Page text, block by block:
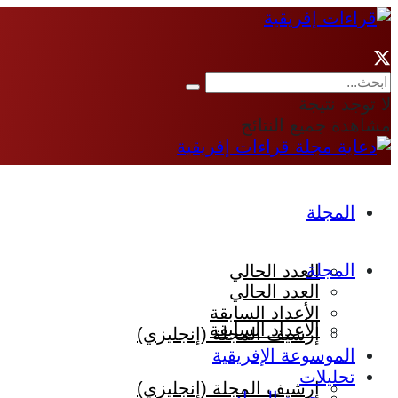
لا توجد نتيجة
مشاهدة جميع النتائج
المجلة
العدد الحالي
الأعداد السابقة
إرشيف المجلة (إنجليزي)
المجلة
العدد الحالي
الأعداد السابقة
إرشيف المجلة (إنجليزي)
الموسوعة الإفريقية
تحليلات